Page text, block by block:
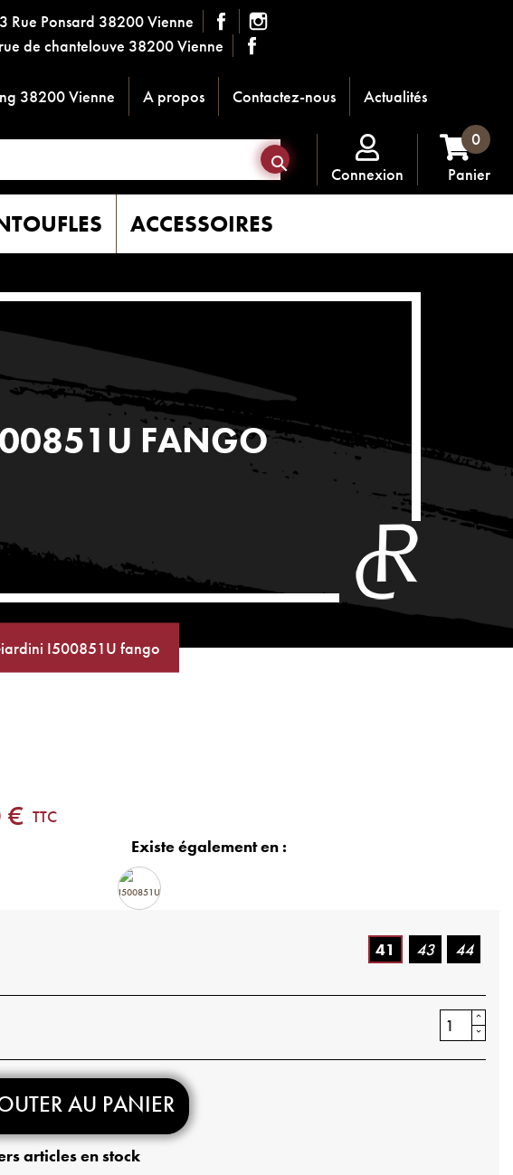
Rue Ponsard 38200 Vienne
de chantelouve 38200 Vienne
38200 Vienne A propos Contactez-nous Actualités
 Connexion
0
Panier
ACCESSOIRES
FANGO
I500851U fango
€ TTC
Existe également en :
41 43 44
AU PANIER
articles en stock